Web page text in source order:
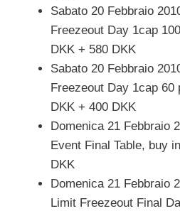
Sabato 20 Febbraio
Freezeout Day 1cap
DKK + 580 DKK
Sabato 20 Febbraio
Freezeout Day 1cap
DKK + 400 DKK
Domenica 21 Febbraio
Event Final Table, buy
DKK
Domenica 21 Febbraio
Limit Freezeout Final